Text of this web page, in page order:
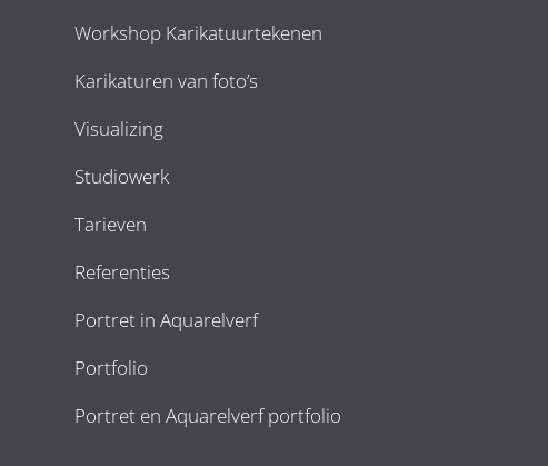
Workshop Karikatuurtekenen
Karikaturen van foto’s
Visualizing
Studiowerk
Tarieven
Referenties
Portret in Aquarelverf
Portfolio
Portret en Aquarelverf portfolio